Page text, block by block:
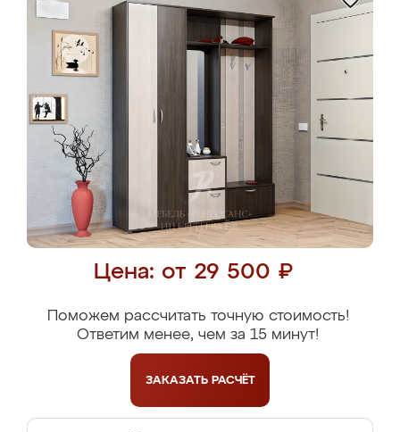
Цена: от 29 500 ₽
Поможем рассчитать точную стоимость!
Ответим менее, чем за 15 минут!
ЗАКАЗАТЬ РАСЧЁТ